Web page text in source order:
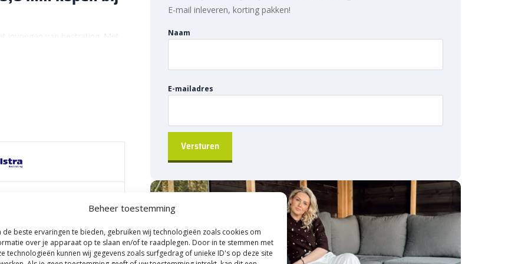
Beheer toestemming
de beste ervaringen te bieden, gebruiken wij technologieën zoals cookies om
over je apparaat op te slaan en/of te raadplegen. Door in te stemmen met
technologieën kunnen wij gegevens zoals surfgedrag of unieke ID's op deze site
invoegen van bestrating. Met
geschikt voor smalle
verschillende soorten
de zwarte kleur een mooie
zorgt. Daarnaast zorgt het
maar helpt het ook
je terras of andere
voor een mooie en
Verspreid gelijkmatig
bezem om het middel in te
split goed te laten zetten. Ten
voegen netjes gevuld zijn en
op te sluiten met
E-mail inleveren, korting pakken!
Naam
E-mailadres